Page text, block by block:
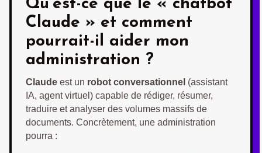
Qu’est-ce que le « chatbot
Claude » et comment
pourrait-il aider mon
administration ?
Claude est un robot conversationnel (assistant
IA, agent virtuel) capable de rédiger, résumer,
traduire et analyser des volumes massifs de
documents. Concrètement, une administration
pourra :